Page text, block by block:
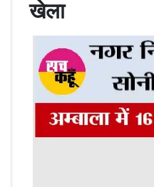
खेला